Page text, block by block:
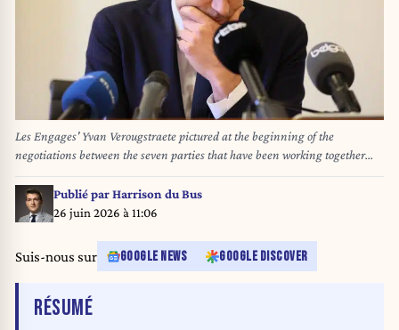
Les Engages' Yvan Verougstraete pictured at the beginning of the
negotiations between the seven parties that have been working together
since 12 December 2025 to draw up a Brussels budget for 2026, in Brussels,
on Tuesday 20 January 2026. BELGA PHOTO BENOIT DOPPAGNE
Publié parHarrison du Bus
26 juin 2026 à 11:06
Suis-nous sur GOOGLE NEWS GOOGLE DISCOVER
RÉSUMÉDE L'ARTICLE